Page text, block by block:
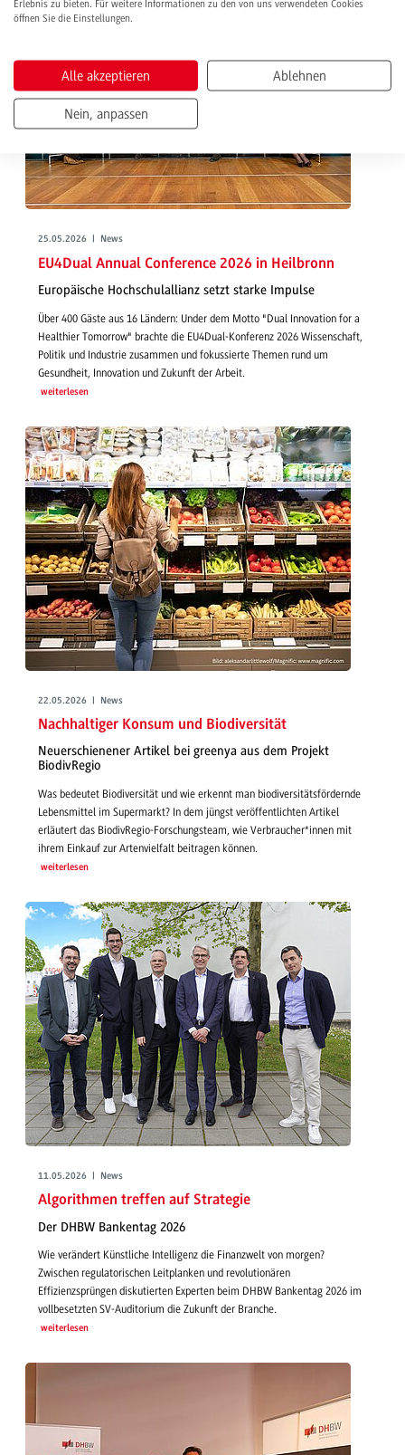
25.05.2026 | News
EU4Dual Annual Conference 2026 in Heilbronn
Europäische Hochschulallianz setzt starke Impulse
Über 400 Gäste aus 16 Ländern: Under dem Motto "Dual Innovation for a
Healthier Tomorrow" brachte die EU4Dual-Konferenz 2026 Wissenschaft,
Politik und Industrie zusammen und fokussierte Themen rund um
Gesundheit, Innovation und Zukunft der Arbeit.
weiterlesen
22.05.2026 | News
Nachhaltiger Konsum und Biodiversität
Neuerschienener Artikel bei greenya aus dem Projekt
BiodivRegio
Was bedeutet Biodiversität und wie erkennt man biodiversitätsfördernde
Lebensmittel im Supermarkt? In dem jüngst veröffentlichten Artikel
erläutert das BiodivRegio-Forschungsteam, wie Verbraucher*innen mit
ihrem Einkauf zur Artenvielfalt beitragen können.
weiterlesen
11.05.2026 | News
Algorithmen treffen auf Strategie
Der DHBW Bankentag 2026
Wie verändert Künstliche Intelligenz die Finanzwelt von morgen?
Zwischen regulatorischen Leitplanken und revolutionären
Effizienzsprüngen diskutierten Experten beim DHBW Bankentag 2026 im
vollbesetzten SV-Auditorium die Zukunft der Branche.
weiterlesen
Erlebnis zu bieten. Für weitere Informationen zu den von uns verwendeten Cookies
öffnen Sie die Einstellungen.
Alle akzeptieren Ablehnen
Nein, anpassen